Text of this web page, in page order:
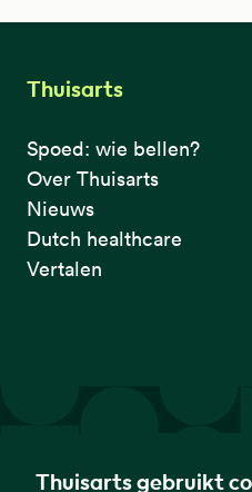
Thuisarts gebruikt
Thuisarts
Spoed: wie bellen?
Over Thuisarts
Nieuws
Dutch healthcare
Vertalen